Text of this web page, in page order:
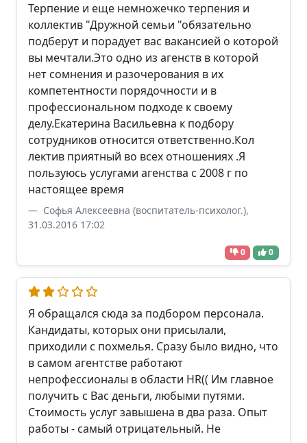
Терпение и еще немножечко терпения и
коллектив "Дружной семьи "обязательно
подберут и порадует вас вакансией о которой
вы мечтали.Это одно из агенств в которой
нет сомнения и разочерования в их
компетентности порядочности и в
профессиональном подходе к своему
делу.Екатерина Васильевна к подбору
сотрудников относится ответственно.Кол
лектив приятный во всех отношениях .Я
пользуюсь услугами агенства с 2008 г по
настоящее время
Софья Алексеевна (воспитатель-психолог.),
31.03.2016 17:02
0 0
Я обращался сюда за подбором персонала.
Кандидаты, которых они присылали,
приходили с похмелья. Сразу было видно, что
в самом агентстве работают
непрофессионалы в области HR(( Им главное
получить с Вас деньги, любыми путями.
Стоимость услуг завышена в два раза. Опыт
работы - самый отрицательный. Не